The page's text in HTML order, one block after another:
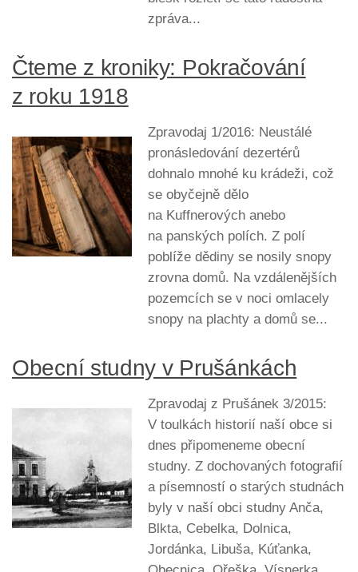
zpráva...
Čteme z kroniky: Pokračování
z roku 1918
Zpravodaj 1/2016: Neustálé
pronásledování dezertérů
dohnalo mnohé ku krádeži, což
se obyčejně dělo
na Kuffnerových anebo
na panských polích. Z polí
poblíže dědiny se nosily snopy
zrovna domů. Na vzdálenějších
pozemcích se v noci omlacely
snopy na plachty a domů se...
Obecní studny v Prušánkách
Zpravodaj z Prušánek 3/2015:
V toulkách historií naší obce si
dnes připomeneme obecní
studny. Z dochovaných fotografií
a písemností o starých studnách
byly v naší obci studny Anča,
Blkta, Cebelka, Dolnica,
Jordánka, Libuša, Kúťanka,